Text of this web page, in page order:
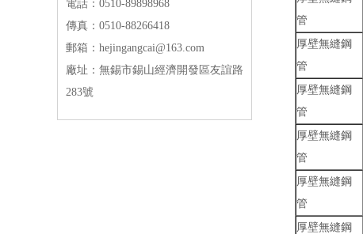
電話：0510-89898968
傳真：0510-88266418
郵箱：hejingangcai@163.com
廠址：無錫市錫山經濟開發區友誼路
283號
管
厚壁無縫鋼
管
厚壁無縫鋼
管
厚壁無縫鋼
管
厚壁無縫鋼
管
厚壁無縫鋼